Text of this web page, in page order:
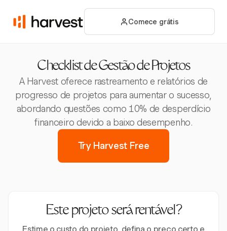
Comece grátis
Checklist de Gestão de Projetos
A Harvest oferece rastreamento e relatórios de
progresso de projetos para aumentar o sucesso,
abordando questões como 10% de desperdício
financeiro devido a baixo desempenho.
Try Harvest Free
Este projeto será rentável?